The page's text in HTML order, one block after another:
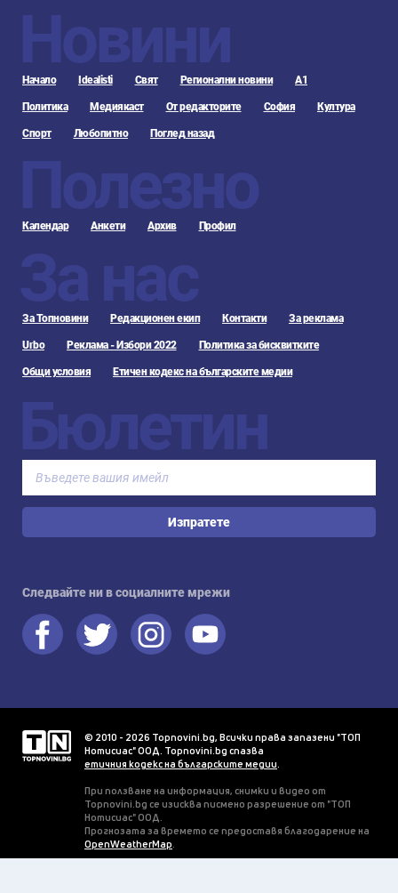
Новини
Начало Idealisti Свят Регионални новини А1
Политика Медиякаст От редакторите София Култура
Спорт Любопитно Поглед назад
Полезно
Календар Анкети Архив Профил
За нас
За Топновини Редакционен екип Контакти За реклама
Urbo Реклама - Избори 2022 Политика за бисквитките
Общи условия Етичен кодекс на българските медии
Бюлетин
Изпратете
Следвайте ни в социалните мрежи
© 2010 - 2026 Topnovini.bg, Всички права запазени "ТОП
Нотисиас" ООД. Topnovini.bg спазва
етичния кодекс на българските медии.
При ползване на информация, снимки и видео от
Topnovini.bg се изисква писмено разрешение от "ТОП
Нотисиас" ООД.
Прогнозата за времето се предоставя благодарение на
OpenWeatherMap.